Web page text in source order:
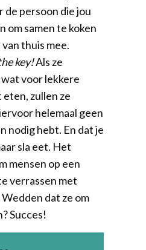
de persoon die jou
om samen te koken
thuis mee.
key!Als ze
voor lekkere
zullen ze
helemaal geen
nodig hebt. En dat je
sla eet. Het
mensen op een
verrassen met
dat ze om
Succes!